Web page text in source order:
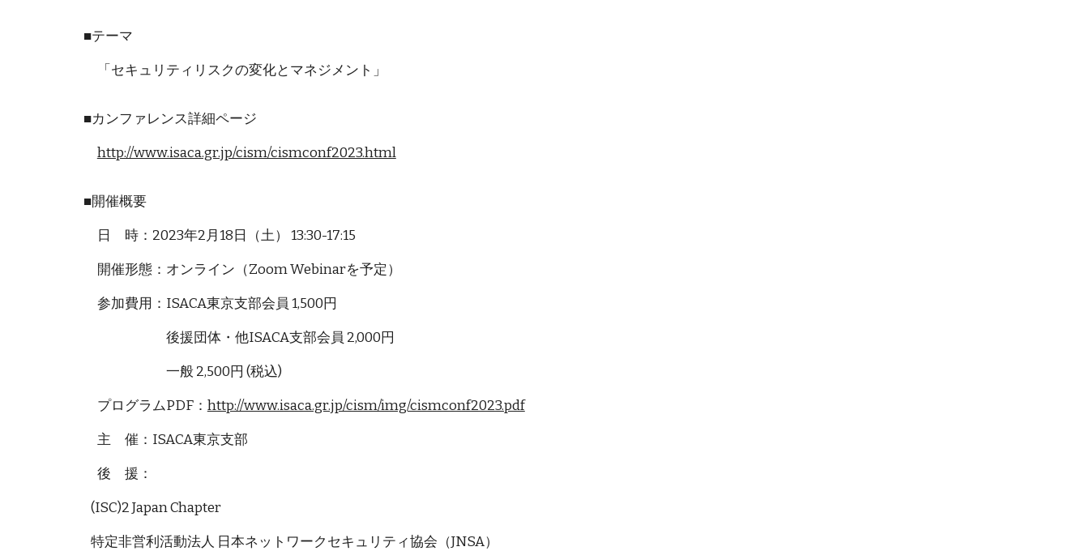
■テーマ
「セキュリティリスクの変化とマネジメント」
■カンファレンス詳細ページ
http://www.isaca.gr.jp/cism/cismconf2023.html
■開催概要
日 時：2023年2月18日（土） 13:30-17:15
開催形態：オンライン（Zoom Webinarを予定）
参加費用：ISACA東京支部会員 1,500円
後援団体・他ISACA支部会員 2,000円
一般 2,500円 (税込)
プログラムPDF： http://www.isaca.gr.jp/cism/img/cismconf2023.pdf
主 催：ISACA東京支部
後 援：
(ISC)2 Japan Chapter
特定非営利活動法人 日本ネットワークセキュリティ協会（JNSA）